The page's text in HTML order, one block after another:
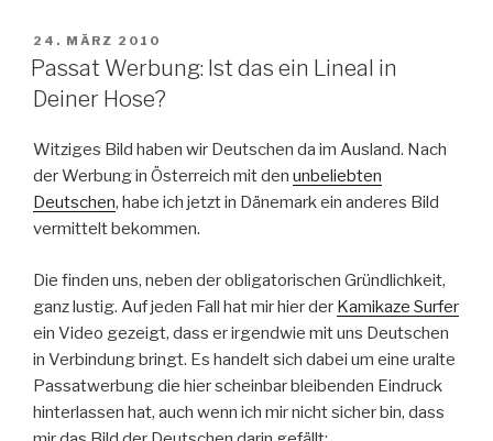
VERÖFFENTLICHT
AM
24. MÄRZ 2010
Passat Werbung: Ist das ein Lineal in
Deiner Hose?
Witziges Bild haben wir Deutschen da im Ausland. Nach
der Werbung in Österreich mit den unbeliebten
Deutschen, habe ich jetzt in Dänemark ein anderes Bild
vermittelt bekommen.
Die finden uns, neben der obligatorischen Gründlichkeit,
ganz lustig. Auf jeden Fall hat mir hier der Kamikaze Surfer
ein Video gezeigt, dass er irgendwie mit uns Deutschen
in Verbindung bringt. Es handelt sich dabei um eine uralte
Passatwerbung die hier scheinbar bleibenden Eindruck
hinterlassen hat, auch wenn ich mir nicht sicher bin, dass